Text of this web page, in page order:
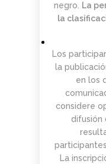
negro.
La
la
Los
la
en los
considere
difusión
La